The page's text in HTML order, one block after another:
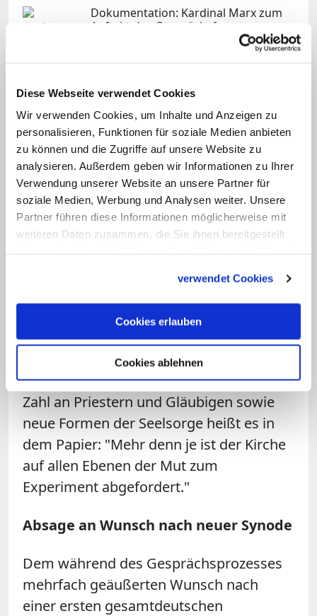
Diese Webseite verwendet Cookies
Wir verwenden Cookies, um Inhalte und Anzeigen zu
personalisieren, Funktionen für soziale Medien anbieten
zu können und die Zugriffe auf unsere Website zu
analysieren. Außerdem geben wir Informationen zu Ihrer
Verwendung unserer Website an unsere Partner für
soziale Medien, Werbung und Analysen weiter. Unsere
Partner führen diese Informationen möglicherweise mit
weiteren Daten zusammen, die Sie ihnen bereitgestellt
verwendet Cookies
Cookies erlauben
Cookies ablehnen
Dokumentation: Kardinal Marx zum
Auftakt des Gesprächsforums
Dokumentation: Kardinal Marx zum
VIDEO ANSEHEN
DasAbschlusspapierwurde mit großer
Mehrheit bei neun Gegenstimmen und
drei Enthaltungen verabschiedet. Darin
aufgerufen, "Einschränkungen zu
hinzuwirken, die eine echte Teilnahme
wiederverheirateter Geschiedener am
Leben der Kirche kaum möglich
machen". Mit Blick auf eine schwindende
Zahl an Priestern und Gläubigen sowie
neue Formen der Seelsorge heißt es in
dem Papier: "Mehr denn je ist der Kirche
auf allen Ebenen der Mut zum
Experiment abgefordert."
Absage an Wunsch nach neuer Synode
Dem während des Gesprächsprozesses
mehrfach geäußerten Wunsch nach
einer ersten gesamtdeutschen